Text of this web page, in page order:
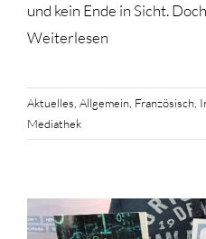
und kein Ende in Sicht.
Weiterlesen
Aktuelles, Allgemein, Französisch,
Mediathek